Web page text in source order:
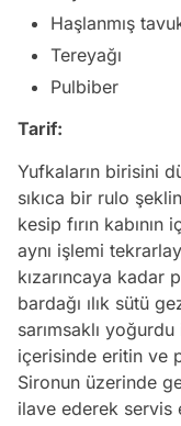
Haşlanmış
Tereyağı
Pulbiber
Tarif:
Yufkaların birisini
sıkıca bir rulo
kesip fırın
aynı işlemi
kızarıncaya kadar
bardağı ılık sütü
sarımsaklı
içerisinde eritin ve
Sironun üzerinde
ilave ederek servis